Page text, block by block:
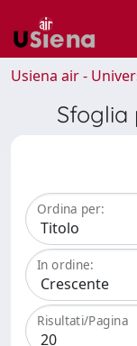
Usiena air -
Sfoglia
Ordina per:
In ordine:
Risultati/Pagina